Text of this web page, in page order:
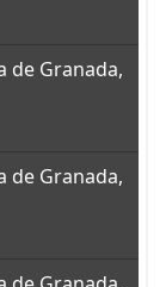
de Granada,
de Granada,